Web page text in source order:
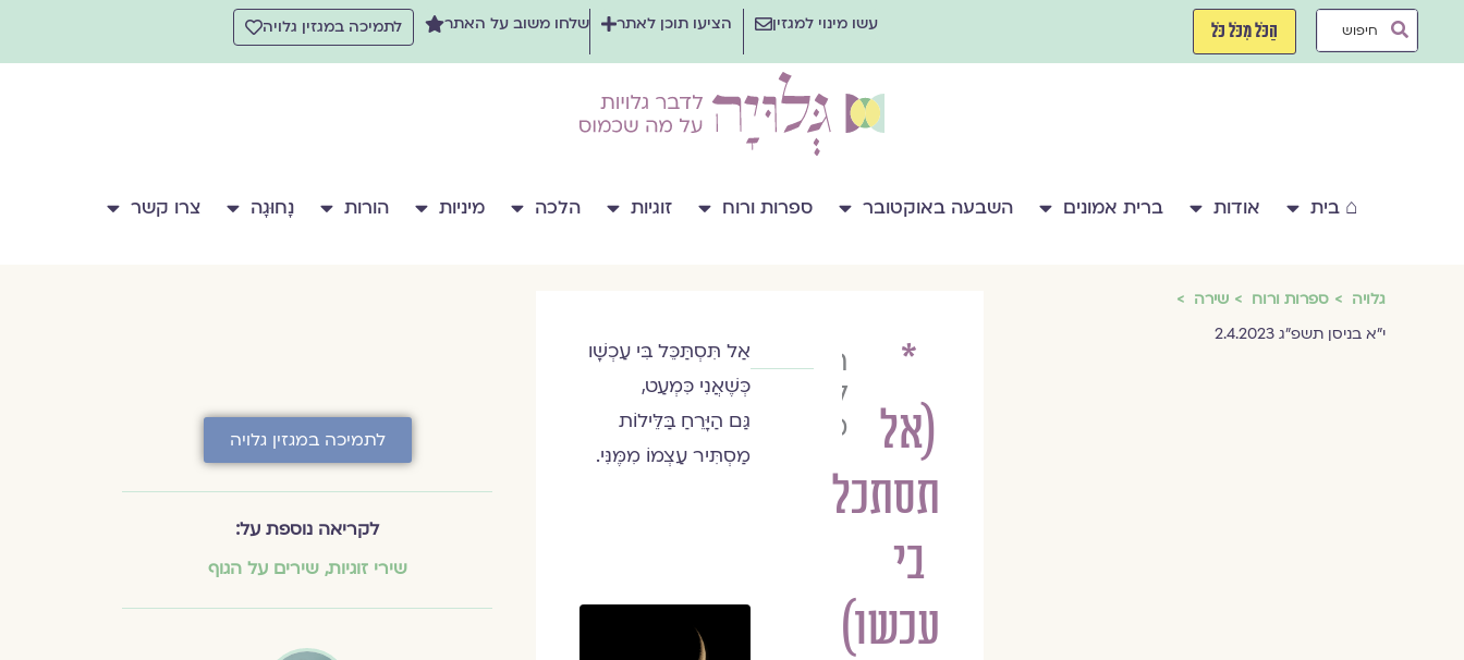
Search
הַכֹּל מִכֹּל כֹּל עשו מינוי למגזין הציעו תוכן לאתר שלחו משוב על האתר לתמיכה במגזין גלויה
⌂ בית אודות ברית אמונים השבעה באוקטובר ספרות ורוח זוגיות הלכה מיניות הורות נָחוּגָה צרו קשר
גלויה ספרות ורוח
שירה
י״א בניסן תשפ״ג 2.4.2023
*
(אל
תסתכל
בי
עכשו)
תמרה
לילך
מזומן
אַל תִּסְתַּכֵּל בִּי עַכְשָׁו
כְּשֶׁאֲנִי כִּמְעַט,
גַּם הַיָּרֵחַ בַּלֵּילוֹת
מַסְתִּיר עַצְמוֹ מִמֶּנִּי.
לתמיכה במגזין גלויה
לקריאה נוספת על:
שירי זוגיות,שירים על הגוף